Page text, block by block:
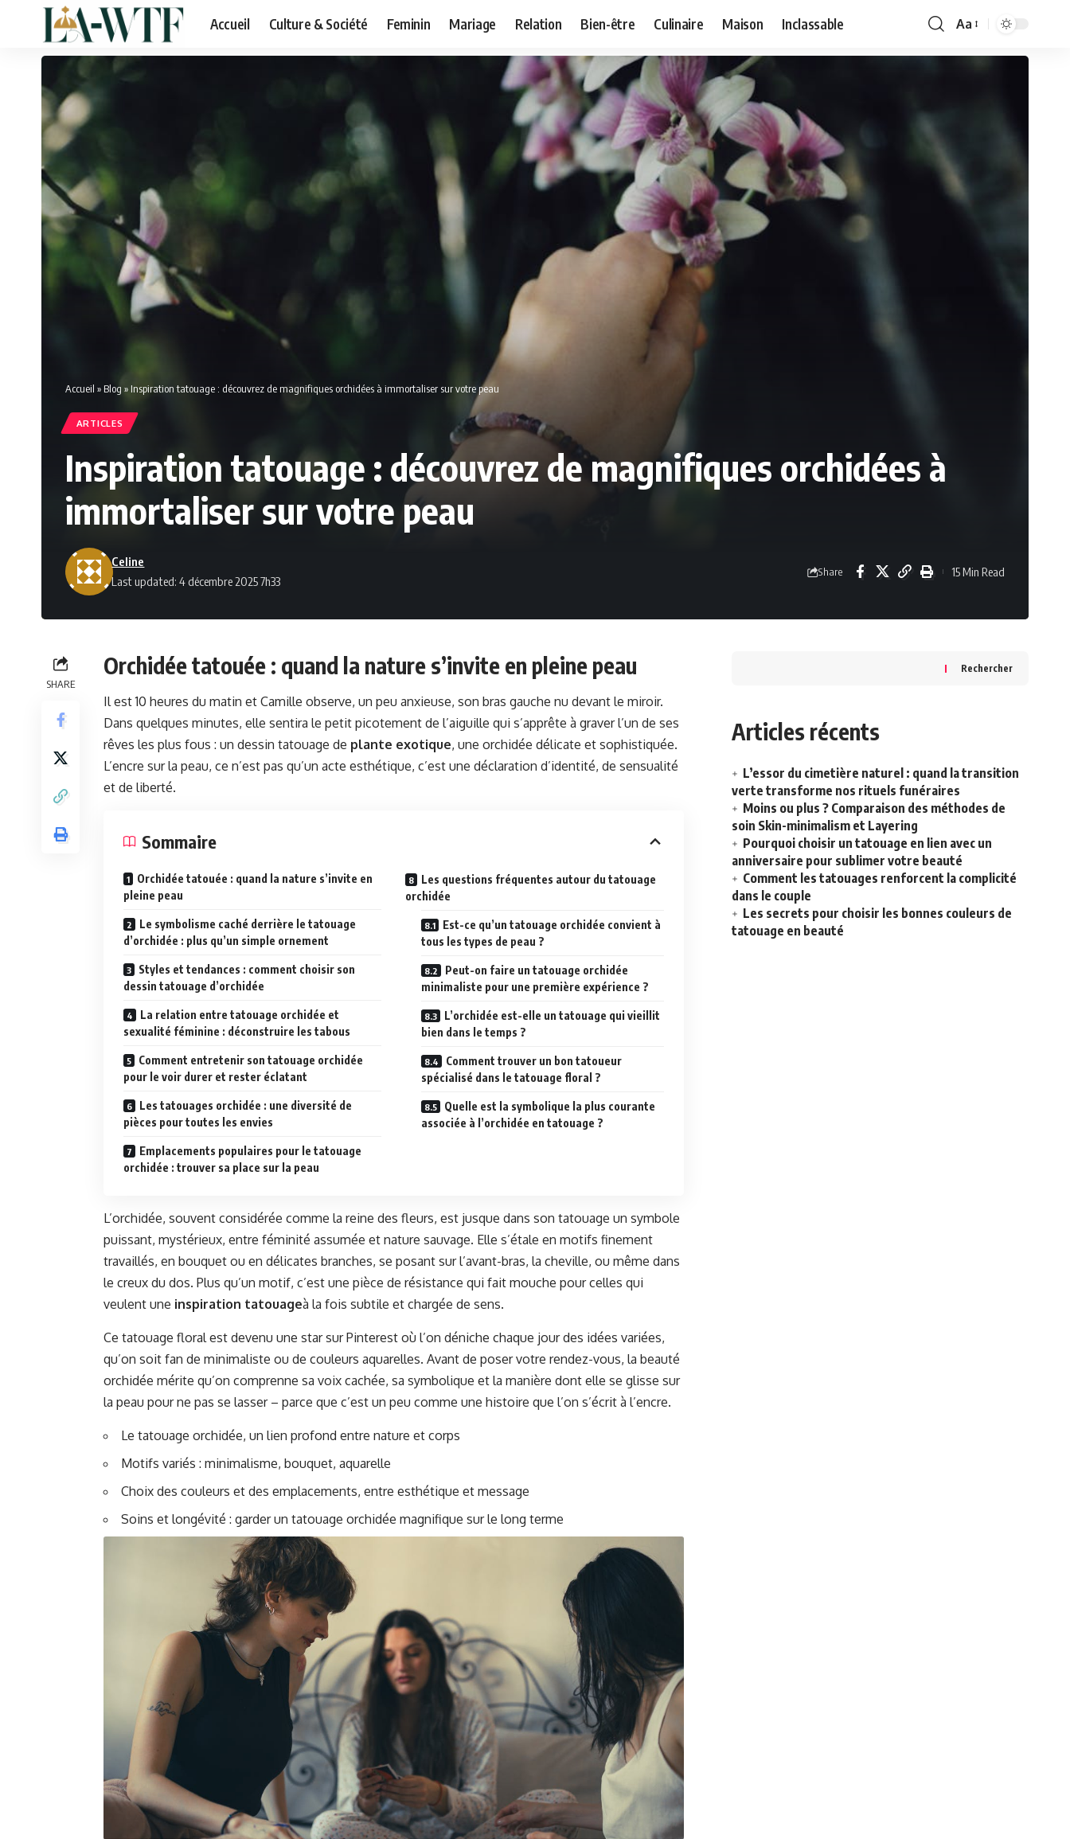
Accueil Culture & Société Feminin Mariage Relation Bien-être Culinaire Maison Inclassable
Font
Resizer
Aa
Accueil » Blog » Inspiration tatouage : découvrez de magnifiques orchidées à immortaliser sur votre peau
ARTICLES
Inspiration tatouage : découvrez de magnifiques orchidées à
immortaliser sur votre peau
Last updated: 4 décembre 2025 7h33
Celine
Share 15 Min Read
SHARE
Orchidée tatouée : quand la nature s’invite en pleine peau
Il est 10 heures du matin et Camille observe, un peu anxieuse, son bras gauche nu devant le miroir.
Dans quelques minutes, elle sentira le petit picotement de l’aiguille qui s’apprête à graver l’un de ses
rêves les plus fous : un dessin tatouage de plante exotique, une orchidée délicate et sophistiquée.
L’encre sur la peau, ce n’est pas qu’un acte esthétique, c’est une déclaration d’identité, de sensualité
et de liberté.
Sommaire
Orchidée tatouée : quand la nature s’invite en
pleine peau
Le symbolisme caché derrière le tatouage
d’orchidée : plus qu’un simple ornement
Styles et tendances : comment choisir son
dessin tatouage d’orchidée
La relation entre tatouage orchidée et
sexualité féminine : déconstruire les tabous
Comment entretenir son tatouage orchidée
pour le voir durer et rester éclatant
Les tatouages orchidée : une diversité de
pièces pour toutes les envies
Emplacements populaires pour le tatouage
orchidée : trouver sa place sur la peau
Les questions fréquentes autour du tatouage
orchidée
Est-ce qu’un tatouage orchidée convient à
tous les types de peau ?
Peut-on faire un tatouage orchidée
minimaliste pour une première expérience ?
L’orchidée est-elle un tatouage qui vieillit
bien dans le temps ?
Comment trouver un bon tatoueur
spécialisé dans le tatouage floral ?
Quelle est la symbolique la plus courante
associée à l’orchidée en tatouage ?
L’orchidée, souvent considérée comme la reine des fleurs, est jusque dans son tatouage un symbole
puissant, mystérieux, entre féminité assumée et nature sauvage. Elle s’étale en motifs finement
travaillés, en bouquet ou en délicates branches, se posant sur l’avant-bras, la cheville, ou même dans
le creux du dos. Plus qu’un motif, c’est une pièce de résistance qui fait mouche pour celles qui
veulent une inspiration tatouageà la fois subtile et chargée de sens.
Ce tatouage floral est devenu une star sur Pinterest où l’on déniche chaque jour des idées variées,
qu’on soit fan de minimaliste ou de couleurs aquarelles. Avant de poser votre rendez-vous, la beauté
orchidée mérite qu’on comprenne sa voix cachée, sa symbolique et la manière dont elle se glisse sur
la peau pour ne pas se lasser – parce que c’est un peu comme une histoire que l’on s’écrit à l’encre.
Le tatouage orchidée, un lien profond entre nature et corps
Motifs variés : minimalisme, bouquet, aquarelle
Choix des couleurs et des emplacements, entre esthétique et message
Soins et longévité : garder un tatouage orchidée magnifique sur le long terme
Rechercher
Articles récents
L’essor du cimetière naturel : quand la transition
verte transforme nos rituels funéraires
Moins ou plus ? Comparaison des méthodes de
soin Skin-minimalism et Layering
Pourquoi choisir un tatouage en lien avec un
anniversaire pour sublimer votre beauté
Comment les tatouages renforcent la complicité
dans le couple
Les secrets pour choisir les bonnes couleurs de
tatouage en beauté